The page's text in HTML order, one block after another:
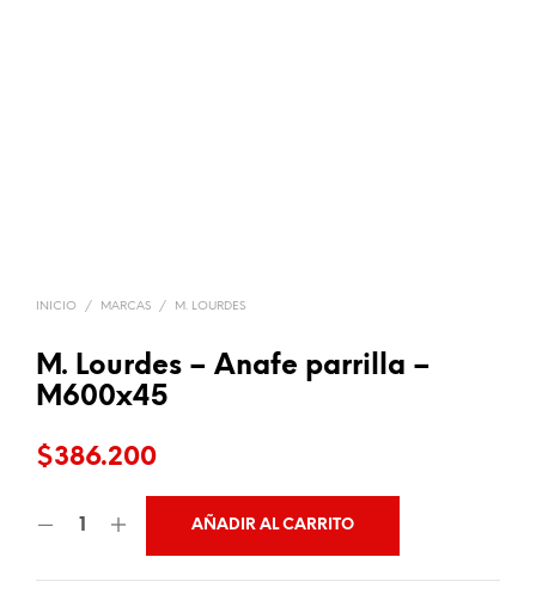
INICIO / MARCAS / M. LOURDES
M. Lourdes – Anafe parrilla –
M600x45
$386.200
AÑADIR AL CARRITO